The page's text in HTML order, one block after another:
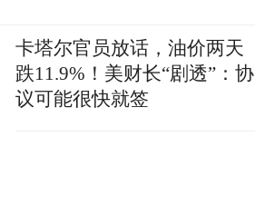
卡塔尔官员放话，油价两天
跌11.9%！美财长“剧透”：协
议可能很快就签